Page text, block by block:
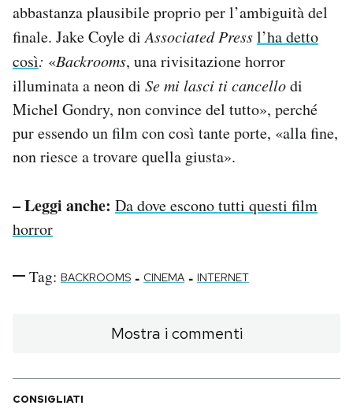
abbastanza plausibile proprio per l’ambiguità del
finale. Jake Coyle diAssociated Pressl’ha detto
così: «Backrooms, una rivisitazione horror
illuminata a neon di Se mi lasci ti cancellodi
Michel Gondry, non convince del tutto», perché
pur essendo un film con così tante porte, «alla fine,
non riesce a trovare quella giusta».
– Leggi anche: Da dove escono tutti questi film
horror
Tag: BACKROOMS - CINEMA - INTERNET
Mostra i commenti
CONSIGLIATI